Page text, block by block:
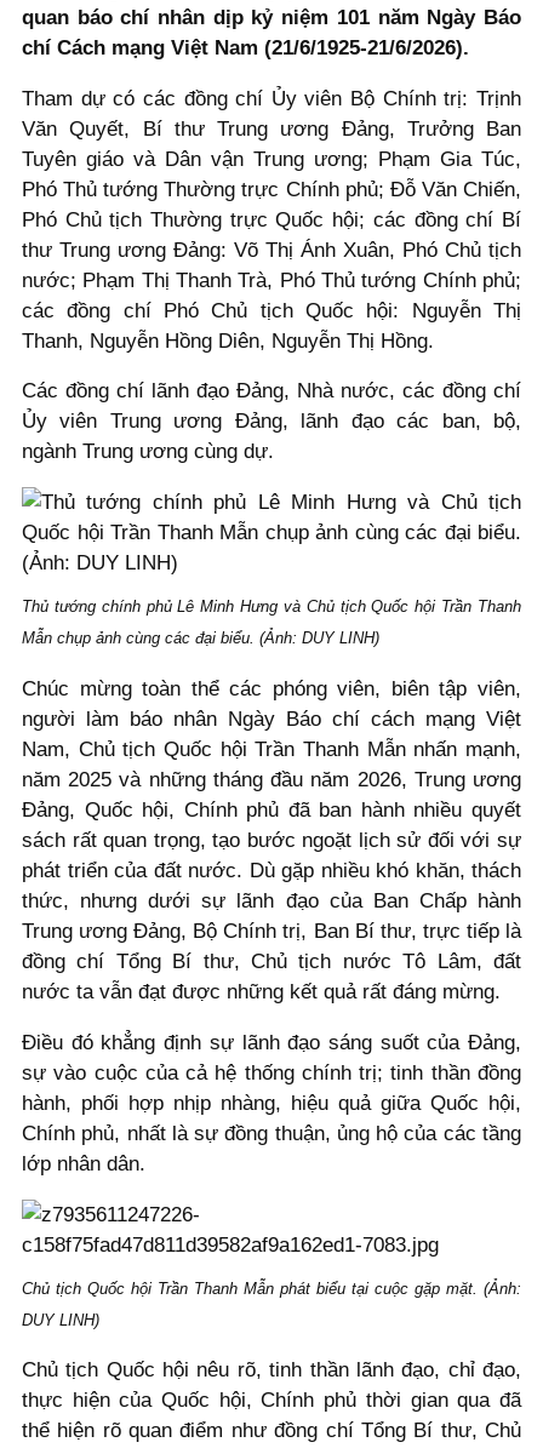
quan báo chí nhân dịp kỷ niệm 101 năm Ngày Báo
chí Cách mạng Việt Nam (21/6/1925-21/6/2026).
Tham dự có các đồng chí Ủy viên Bộ Chính trị: Trịnh
Văn Quyết, Bí thư Trung ương Đảng, Trưởng Ban
Tuyên giáo và Dân vận Trung ương; Phạm Gia Túc,
Phó Thủ tướng Thường trực Chính phủ; Đỗ Văn Chiến,
Phó Chủ tịch Thường trực Quốc hội; các đồng chí Bí
thư Trung ương Đảng: Võ Thị Ánh Xuân, Phó Chủ tịch
nước; Phạm Thị Thanh Trà, Phó Thủ tướng Chính phủ;
các đồng chí Phó Chủ tịch Quốc hội: Nguyễn Thị
Thanh, Nguyễn Hồng Diên, Nguyễn Thị Hồng.
Các đồng chí lãnh đạo Đảng, Nhà nước, các đồng chí
Ủy viên Trung ương Đảng, lãnh đạo các ban, bộ,
ngành Trung ương cùng dự.
Thủ tướng chính phủ Lê Minh Hưng và Chủ tịch Quốc hội Trần Thanh
Mẫn chụp ảnh cùng các đại biểu. (Ảnh: DUY LINH)
Chúc mừng toàn thể các phóng viên, biên tập viên,
người làm báo nhân Ngày Báo chí cách mạng Việt
Nam, Chủ tịch Quốc hội Trần Thanh Mẫn nhấn mạnh,
năm 2025 và những tháng đầu năm 2026, Trung ương
Đảng, Quốc hội, Chính phủ đã ban hành nhiều quyết
sách rất quan trọng, tạo bước ngoặt lịch sử đối với sự
phát triển của đất nước. Dù gặp nhiều khó khăn, thách
thức, nhưng dưới sự lãnh đạo của Ban Chấp hành
Trung ương Đảng, Bộ Chính trị, Ban Bí thư, trực tiếp là
đồng chí Tổng Bí thư, Chủ tịch nước Tô Lâm, đất
nước ta vẫn đạt được những kết quả rất đáng mừng.
Điều đó khẳng định sự lãnh đạo sáng suốt của Đảng,
sự vào cuộc của cả hệ thống chính trị; tinh thần đồng
hành, phối hợp nhịp nhàng, hiệu quả giữa Quốc hội,
Chính phủ, nhất là sự đồng thuận, ủng hộ của các tầng
lớp nhân dân.
Chủ tịch Quốc hội Trần Thanh Mẫn phát biểu tại cuộc gặp mặt. (Ảnh:
DUY LINH)
Chủ tịch Quốc hội nêu rõ, tinh thần lãnh đạo, chỉ đạo,
thực hiện của Quốc hội, Chính phủ thời gian qua đã
thể hiện rõ quan điểm như đồng chí Tổng Bí thư, Chủ